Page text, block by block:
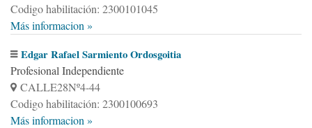
Codigo habilitación: 2300101045
Más informacion »
Edgar Rafael Sarmiento Ordosgoitia
Profesional Independiente
CALLE28Nº4-44
Codigo habilitación: 2300100693
Más informacion »